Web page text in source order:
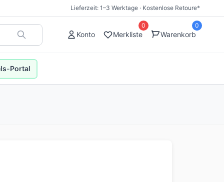
Lieferzeit: 1–3 Werktage · Kostenlose Retoure*
Konto Merkliste
0
Warenkorb
0
Portal